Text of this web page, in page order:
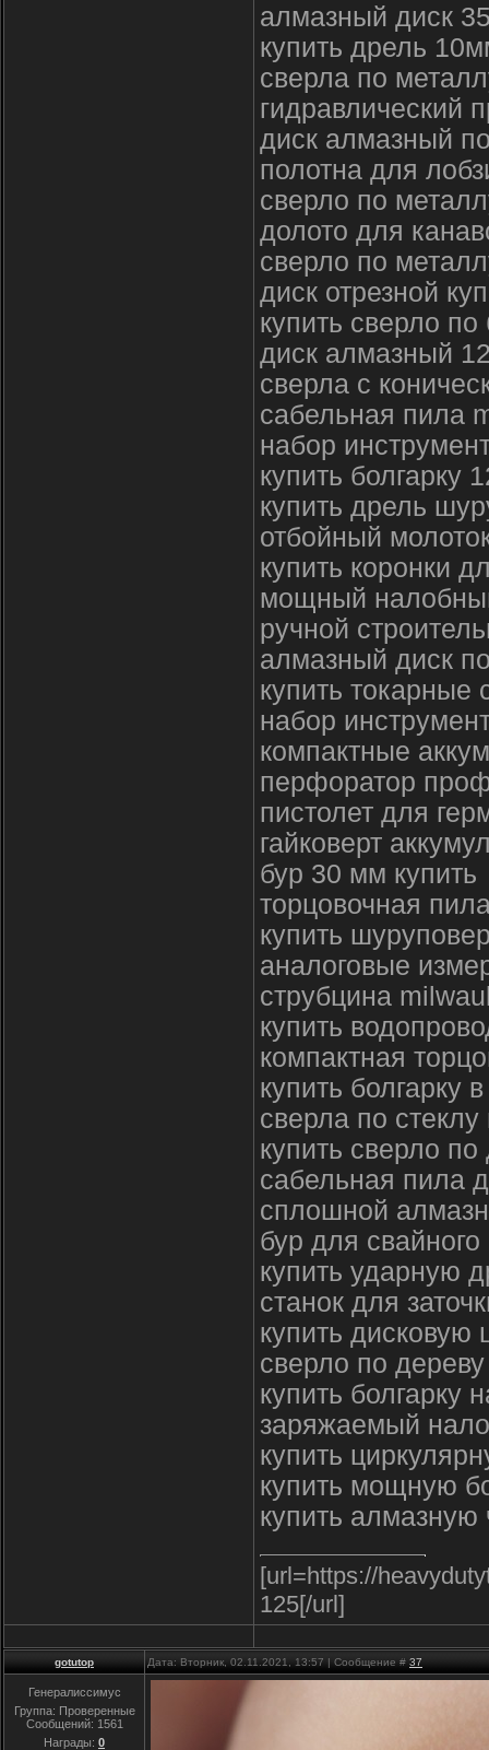
алмазный диск
купить дрель
сверла по
гидравлический
диск алмазный
полотна для
сверло по
долото для
сверло по
диск отрезной
купить сверло
диск алмазный
сверла с
сабельная пила
набор
купить болгарку
купить дрель
отбойный
купить коронки
мощный
ручной
алмазный диск
купить токарные
набор
компактные
перфоратор
пистолет для
гайковерт
бур 30 мм купить
торцовочная
купить
аналоговые
струбцина
купить
компактная
купить болгарку
сверла по
купить сверло
сабельная пила
сплошной
бур для
купить ударную
станок для
купить дисковую
сверло по
купить болгарку
заряжаемый
купить
купить мощную
купить
[url=https://
125[/url]
gotutop Дата: Вторник, 02.11.2021, 13:57 | Сообщение # 37
Генералиссимус
Группа: Проверенные
Сообщений: 1561
Награды: 0